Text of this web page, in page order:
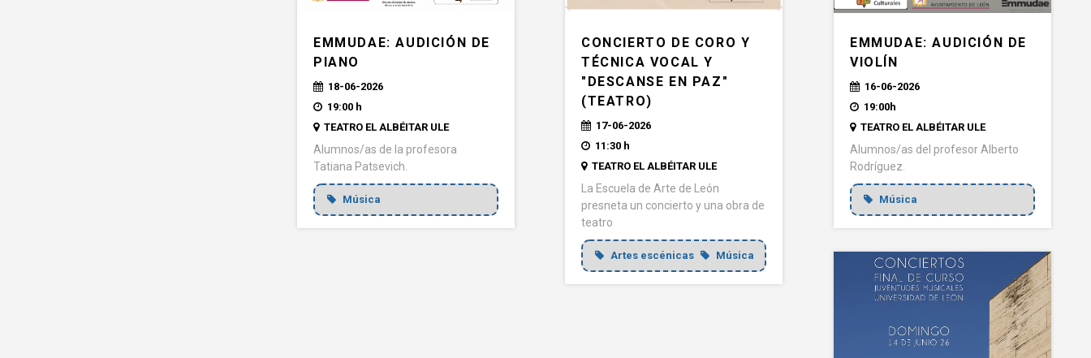
EMMUDAE: AUDICIÓN DE
PIANO
18-06-2026
19:00 h
TEATRO EL ALBÉITAR ULE
Alumnos/as de la profesora
Tatiana Patsevich.
Música
CONCIERTO DE CORO Y
TÉCNICA VOCAL Y
"DESCANSE EN PAZ"
(TEATRO)
17-06-2026
11:30 h
TEATRO EL ALBÉITAR ULE
La Escuela de Arte de León
presneta un concierto y una obra de
teatro
Artes escénicas Música
EMMUDAE: AUDICIÓN DE
VIOLÍN
16-06-2026
19:00h
TEATRO EL ALBÉITAR ULE
Alumnos/as del profesor Alberto
Rodríguez.
Música